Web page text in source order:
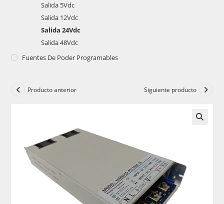
Salida 5Vdc
Salida 12Vdc
Salida 24Vdc
Salida 48Vdc
Fuentes De Poder Programables
Producto anterior Siguiente producto